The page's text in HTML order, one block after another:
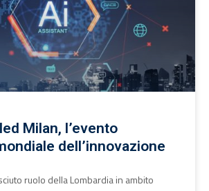
Milan, l’evento
dell’innovazione
ruolo della Lombardia in ambito